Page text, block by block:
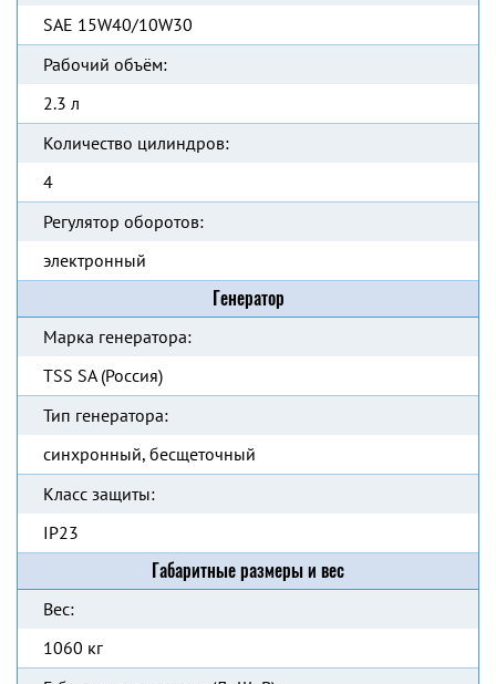
SAE 15W40/10W30
Рабочий объём:
2.3 л
Количество цилиндров:
4
Регулятор оборотов:
электронный
Генератор
Марка генератора:
TSS SA (Россия)
Тип генератора:
синхронный, бесщеточный
Класс защиты:
IP23
Габаритные размеры и вес
Вес:
1060 кг